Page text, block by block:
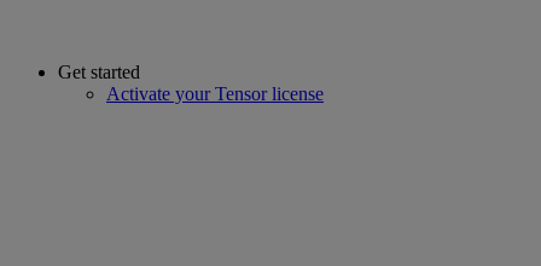
Get started
Activate your Tensor license